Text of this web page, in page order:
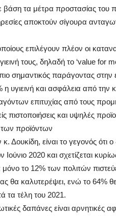
τα μέτρα προστασίας του
αποκτούν σίγουρα
επιλέγουν πλέον οι
τους, δηλαδή το ‘value
σημαντικός παράγοντας στην
η υγιεινή και ασφάλεια από
επιτυχίας από τους
πιστοποιήσεις και υψηλές
προϊόντων
είναι το γεγονός ότι ο
Ιούνιο 2020 και σχετίζεται
το 12% των πολιτών
θα καλυτερέψει, ενώ το 64%
τα τέλη του 2021.
δαπάνες είναι αρνητικές